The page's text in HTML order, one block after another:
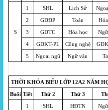
S
1 SHL Lịch Sử
2
GDĐP Toán
3
GDTC Hóa học
4
GDKT-PL Công nghệ
5
Ngoại ngữ Ngữ văn
THỜI KHÓA BIỂU LỚP 12A2 NĂM
Buổi Tiết Thứ 2 Thứ 3
1 SHL HĐTN